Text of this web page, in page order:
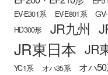
EV-E301系 EV-E801系
HD300形 JR九州
JR東日本 JR
YC1系 オハ35系 オハ